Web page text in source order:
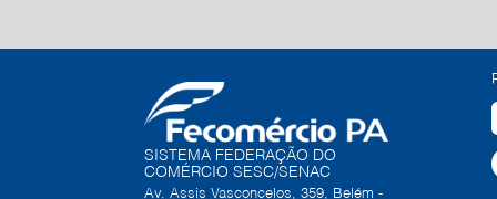
SISTEMA FEDERAÇÃO DO
COMÉRCIO SESC/SENAC
Av. Assis Vasconcelos, 359, Belém -